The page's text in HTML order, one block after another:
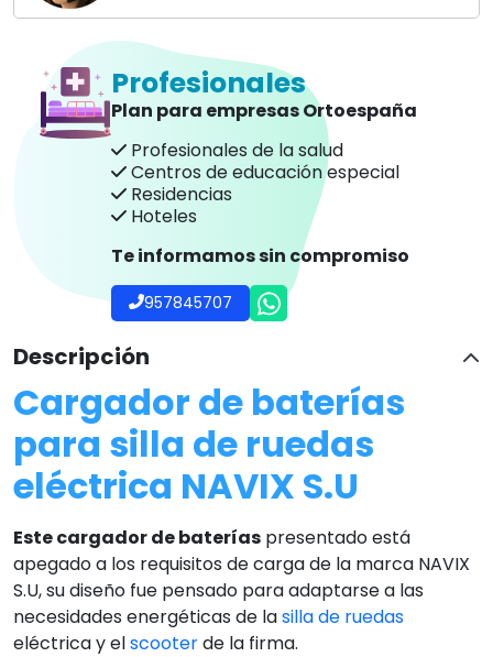
Profesionales
Plan para empresas Ortoespaña
Profesionales de la salud
Centros de educación especial
Residencias
Hoteles
Te informamos sin compromiso
957845707
Descripción
Cargador de baterías
para silla de ruedas
eléctrica NAVIX S.U
Este cargador de baterías presentado está
apegado a los requisitos de carga de la marca NAVIX
S.U, su diseño fue pensado para adaptarse a las
necesidades energéticas de lasilla de ruedas
eléctrica y elscooterde la firma.